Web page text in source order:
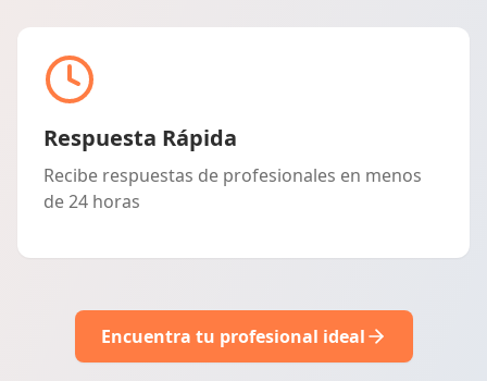
Respuesta Rápida
Recibe respuestas de profesionales en menos
de 24 horas
Encuentra tu profesional ideal